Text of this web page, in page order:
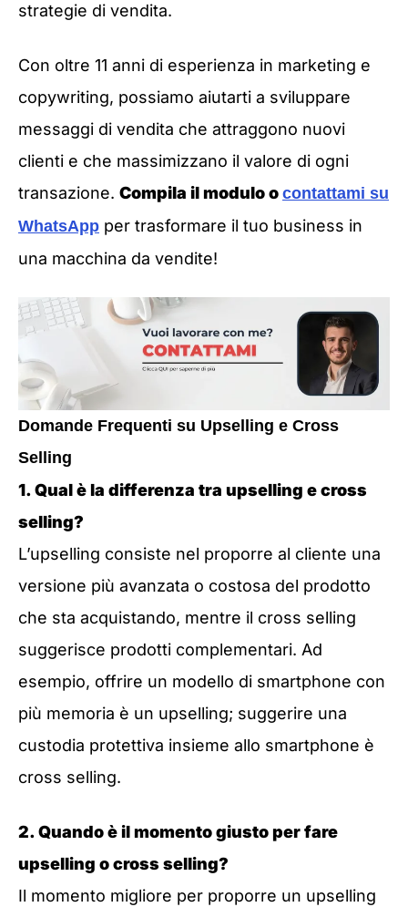
strategie di vendita.
Con oltre 11 anni di esperienza in marketing e
copywriting, possiamo aiutarti a sviluppare
messaggi di vendita che attraggono nuovi
clienti e che massimizzano il valore di ogni
transazione. Compila il modulo o contattami su
WhatsApp per trasformare il tuo business in
una macchina da vendite!
Domande Frequenti su Upselling e Cross
Selling
1. Qual è la differenza tra upselling e cross
selling?
L’upselling consiste nel proporre al cliente una
versione più avanzata o costosa del prodotto
che sta acquistando, mentre il cross selling
suggerisce prodotti complementari. Ad
esempio, offrire un modello di smartphone con
più memoria è un upselling; suggerire una
custodia protettiva insieme allo smartphone è
cross selling.
2. Quando è il momento giusto per fare
upselling o cross selling?
Il momento migliore per proporre un upselling